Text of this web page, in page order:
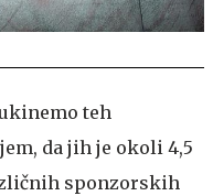
teh
da jih je okoli 4,5
sponzorskih